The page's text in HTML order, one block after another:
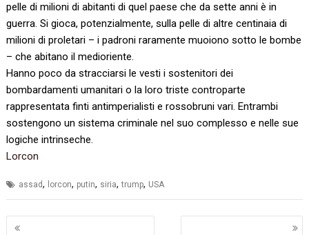
pelle di milioni di abitanti di quel paese che da sette anni è in
guerra. Si gioca, potenzialmente, sulla pelle di altre centinaia di
milioni di proletari – i padroni raramente muoiono sotto le bombe
– che abitano il medioriente.
Hanno poco da stracciarsi le vesti i sostenitori dei
bombardamenti umanitari o la loro triste controparte
rappresentata finti antimperialisti e rossobruni vari. Entrambi
sostengono un sistema criminale nel suo complesso e nelle sue
logiche intrinseche.
Lorcon
assad, lorcon, putin, siria,trump, USA
Navigazione